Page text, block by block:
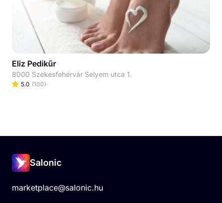
Eliz Pedikűr
8000 Szekesfehérvár Selyem utca 1.
5.0 (100)
Salonic
marketplace@salonic.hu